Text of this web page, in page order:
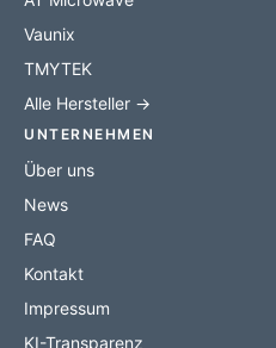
Vaunix
TMYTEK
Alle Hersteller →
UNTERNEHMEN
Über uns
News
FAQ
Kontakt
Impressum
KI-Transparenz